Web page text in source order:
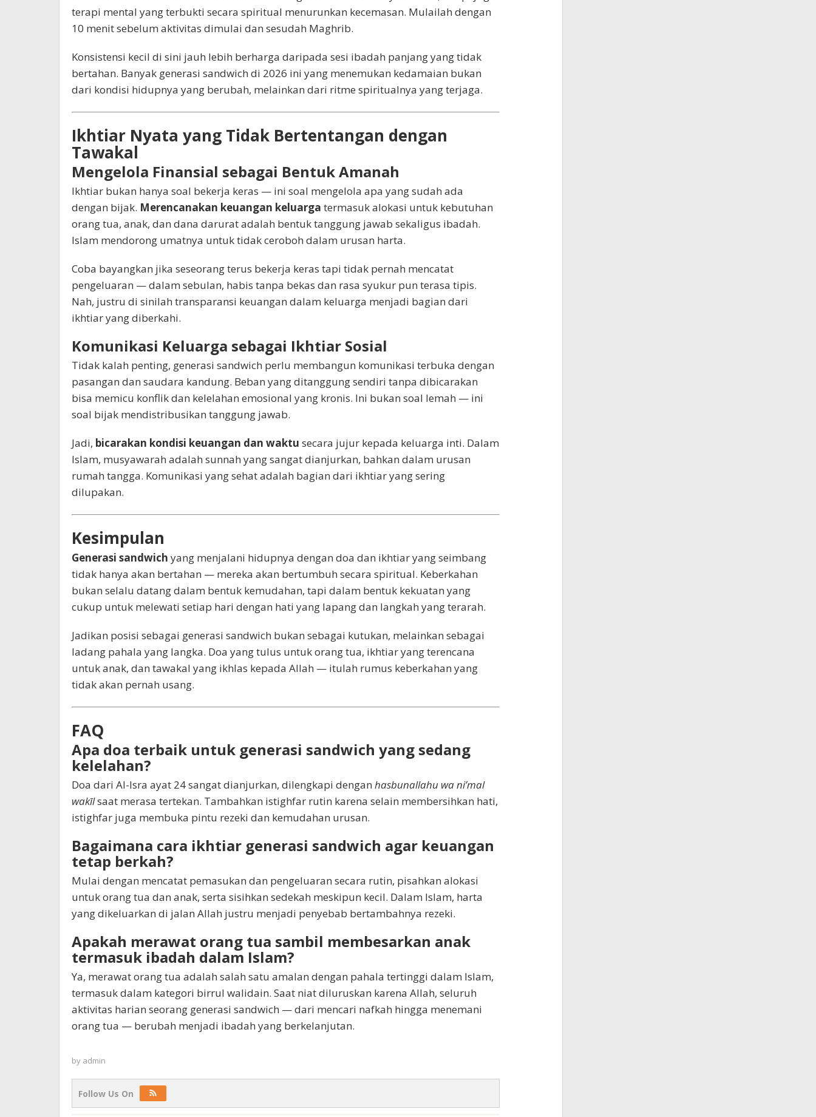
terapi mental yang terbukti secara spiritual menurunkan kecemasan. Mulailah dengan
10 menit sebelum aktivitas dimulai dan sesudah Maghrib.
Konsistensi kecil di sini jauh lebih berharga daripada sesi ibadah panjang yang tidak
bertahan. Banyak generasi sandwich di 2026 ini yang menemukan kedamaian bukan
dari kondisi hidupnya yang berubah, melainkan dari ritme spiritualnya yang terjaga.
Ikhtiar Nyata yang Tidak Bertentangan dengan
Tawakal
Mengelola Finansial sebagai Bentuk Amanah
Ikhtiar bukan hanya soal bekerja keras — ini soal mengelola apa yang sudah ada
dengan bijak. Merencanakan keuangan keluarga termasuk alokasi untuk kebutuhan
orang tua, anak, dan dana darurat adalah bentuk tanggung jawab sekaligus ibadah.
Islam mendorong umatnya untuk tidak ceroboh dalam urusan harta.
Coba bayangkan jika seseorang terus bekerja keras tapi tidak pernah mencatat
pengeluaran — dalam sebulan, habis tanpa bekas dan rasa syukur pun terasa tipis.
Nah, justru di sinilah transparansi keuangan dalam keluarga menjadi bagian dari
ikhtiar yang diberkahi.
Komunikasi Keluarga sebagai Ikhtiar Sosial
Tidak kalah penting, generasi sandwich perlu membangun komunikasi terbuka dengan
pasangan dan saudara kandung. Beban yang ditanggung sendiri tanpa dibicarakan
bisa memicu konflik dan kelelahan emosional yang kronis. Ini bukan soal lemah — ini
soal bijak mendistribusikan tanggung jawab.
Jadi, bicarakan kondisi keuangan dan waktu secara jujur kepada keluarga inti. Dalam
Islam, musyawarah adalah sunnah yang sangat dianjurkan, bahkan dalam urusan
rumah tangga. Komunikasi yang sehat adalah bagian dari ikhtiar yang sering
dilupakan.
Kesimpulan
Generasi sandwich yang menjalani hidupnya dengan doa dan ikhtiar yang seimbang
tidak hanya akan bertahan — mereka akan bertumbuh secara spiritual. Keberkahan
bukan selalu datang dalam bentuk kemudahan, tapi dalam bentuk kekuatan yang
cukup untuk melewati setiap hari dengan hati yang lapang dan langkah yang terarah.
Jadikan posisi sebagai generasi sandwich bukan sebagai kutukan, melainkan sebagai
ladang pahala yang langka. Doa yang tulus untuk orang tua, ikhtiar yang terencana
untuk anak, dan tawakal yang ikhlas kepada Allah — itulah rumus keberkahan yang
tidak akan pernah usang.
FAQ
Apa doa terbaik untuk generasi sandwich yang sedang
kelelahan?
Doa dari Al-Isra ayat 24 sangat dianjurkan, dilengkapi dengan hasbunallahu wa ni’mal
wakīlsaat merasa tertekan. Tambahkan istighfar rutin karena selain membersihkan hati,
istighfar juga membuka pintu rezeki dan kemudahan urusan.
Bagaimana cara ikhtiar generasi sandwich agar keuangan
tetap berkah?
Mulai dengan mencatat pemasukan dan pengeluaran secara rutin, pisahkan alokasi
untuk orang tua dan anak, serta sisihkan sedekah meskipun kecil. Dalam Islam, harta
yang dikeluarkan di jalan Allah justru menjadi penyebab bertambahnya rezeki.
Apakah merawat orang tua sambil membesarkan anak
termasuk ibadah dalam Islam?
Ya, merawat orang tua adalah salah satu amalan dengan pahala tertinggi dalam Islam,
termasuk dalam kategori birrul walidain. Saat niat diluruskan karena Allah, seluruh
aktivitas harian seorang generasi sandwich — dari mencari nafkah hingga menemani
orang tua — berubah menjadi ibadah yang berkelanjutan.
by admin
Follow Us On